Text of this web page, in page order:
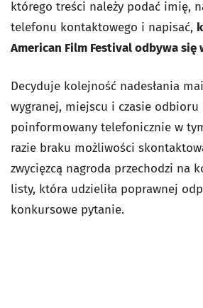
którego treści należy podać imię,
telefonu kontaktowego i napisać,
American Film Festival odbywa się
Decyduje kolejność nadesłania
wygranej, miejscu i czasie odbioru
poinformowany telefonicznie w
razie braku możliwości
zwycięzcą nagroda przechodzi na
listy, która udzieliła poprawnej
konkursowe pytanie.